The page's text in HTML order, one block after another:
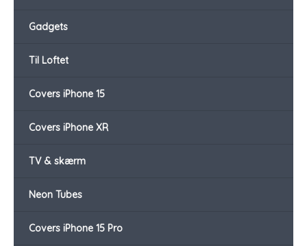
Gadgets
Til Loftet
Covers iPhone 15
Covers iPhone XR
TV & skærm
Neon Tubes
Covers iPhone 15 Pro